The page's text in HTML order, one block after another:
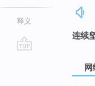
释义
连续
网